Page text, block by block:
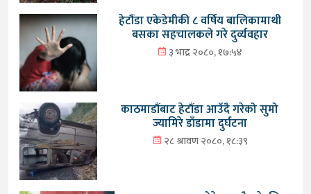
हेटौंडा एकेडेमीकी ८ वर्षिय बालिकामाथी
बसका सहचालकले गरे दुर्व्यवहार
३ भाद्र २०८०, १७:५४
काठमाडौंबाट हेटौंडा आउँदै गरेको सुमो
ज्यामिरे डाँडामा दुर्घटना
२८ श्रावण २०८०, १८:३९